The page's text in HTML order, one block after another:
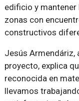
edificio y
zonas con
constructivos
Jesús Armendáriz,
proyecto, explica
reconocida en
llevamos